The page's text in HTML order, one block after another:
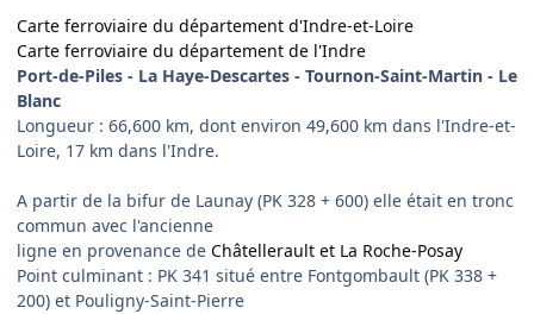
Carte ferroviaire du département d'Indre-et-Loire
Carte ferroviaire du département de l'Indre
Port-de-Piles - La Haye-Descartes - Tournon-Saint-Martin - Le
Blanc
Longueur : 66,600 km, dont environ 49,600 km dans l'Indre-et-
Loire, 17 km dans l'Indre.
A partir de la bifur de Launay (PK 328 + 600) elle était en tronc
commun avec l'ancienne
ligne en provenance de Châtellerault et La Roche-Posay
Point culminant : PK 341 situé entre Fontgombault (PK 338 +
200) et Pouligny-Saint-Pierre